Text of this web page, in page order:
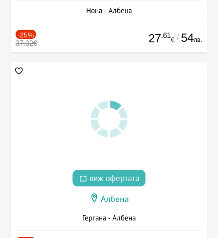
Нона - Албена
-25%
37.02€ 27.61
€ / 54лв.
виж офертата
Албена
Гергана - Албена